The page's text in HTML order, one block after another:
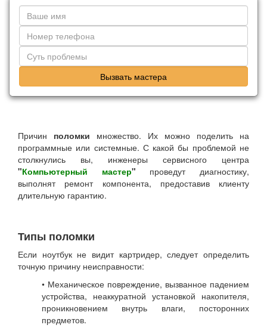
Вызвать мастера
Причин поломки множество. Их можно поделить на
программные или системные. С какой бы проблемой не
столкнулись вы, инженеры сервисного центра
"Компьютерный мастер" проведут диагностику,
выполнят ремонт компонента, предоставив клиенту
длительную гарантию.
Типы поломки
Если ноутбук не видит картридер, следует определить
точную причину неисправности:
• Механическое повреждение, вызванное падением
устройства, неаккуратной установкой накопителя,
проникновением внутрь влаги, посторонних
предметов.